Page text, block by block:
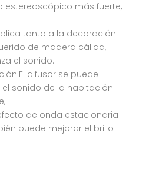
estereoscópico más fuerte,
tanto a la decoración
de madera cálida,
el sonido.
difusor se puede
sonido de la habitación
de onda estacionaria
puede mejorar el brillo